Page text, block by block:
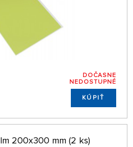
DOČASNE
NEDOSTUPNÉ
KÚPIŤ
200x300 mm (2 ks)